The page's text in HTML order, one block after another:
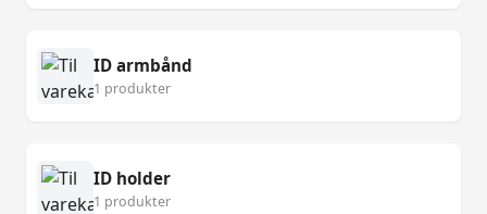
ID armbånd
1 produkter
ID holder
1 produkter